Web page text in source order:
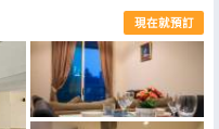
現在就預訂